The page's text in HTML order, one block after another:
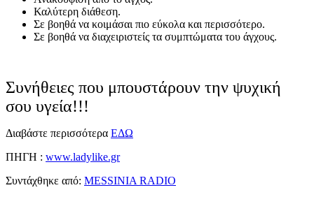
Καλύτερη διάθεση.
Σε βοηθά να κοιμάσαι πιο εύκολα και περισσότερο.
Σε βοηθά να διαχειριστείς τα συμπτώματα του άγχους.
Συνήθειες που μπουστάρουν την ψυχική
σου υγεία!!!
Διαβάστε περισσότερα ΕΔΩ
ΠΗΓΗ : www.ladylike.gr
Συντάχθηκε από: MESSINIA RADIO